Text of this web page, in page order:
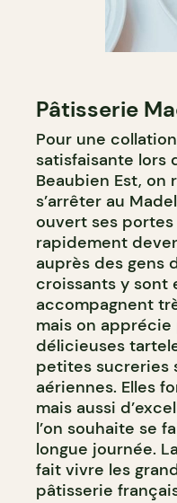
Pâtisserie
Pour une
satisfaisante lors
Beaubien Est, on
s’arrêter au
ouvert ses
rapidement
auprès des gens
croissants y sont
accompagnent
mais on
délicieuses
petites sucreries
aériennes. Elles
mais aussi
l’on souhaite se
longue journée.
fait vivre les
pâtisserie